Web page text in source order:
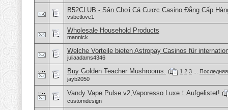
B52CLUB - Sân Chơi Cá Cược Casino Đẳng Cấp
vsbetlove1
Wholesale Household Products
mannick
Welche Vorteile bieten Astropay Casinos für
juliaadams4346
Buy Golden Teacher Mushrooms. ( 1 2 3
jayb2050
Vandy Vape Pulse v2,Vaporesso Luxe！Aufgelistet! (
customdesign